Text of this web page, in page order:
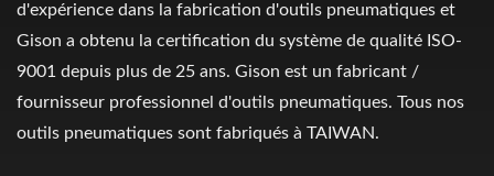
d'expérience dans la fabrication d'outils pneumatiques et
Gison a obtenu la certification du système de qualité ISO-
9001 depuis plus de 25 ans. Gison est un fabricant /
fournisseur professionnel d'outils pneumatiques. Tous nos
outils pneumatiques sont fabriqués à TAIWAN.